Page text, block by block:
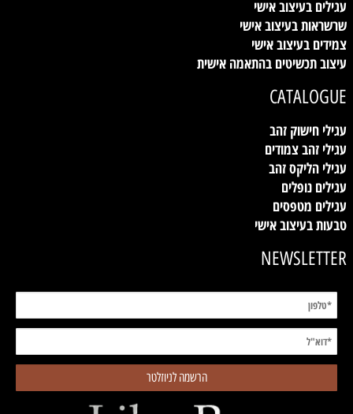
עגילים בעיצוב אישי
שרשראות בעיצוב אישי
צמידים בעיצוב אישי
עיצוב תכשיטים בהתאמה אישית
CATALOGUE
עגילי חישוק זהב
עגילי זהב צמודים
עגילי הליקס זהב
עגילים נופלים
עגילים מטפסים
טבעות בעיצוב אישי
NEWSLETTER